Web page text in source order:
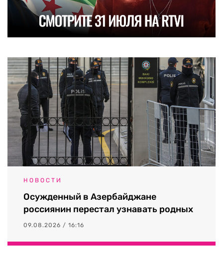
НОВОСТИ
Осужденный в Азербайджане
россиянин перестал узнавать родных
09.08.2026 / 16:16